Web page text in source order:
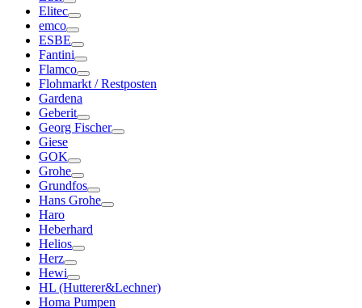
Elitec
emco
ESBE
Fantini
Flamco
Flohmarkt / Restposten
Gardena
Geberit
Georg Fischer
Giese
GOK
Grohe
Grundfos
Hans Grohe
Haro
Heberhard
Helios
Herz
Hewi
HL (Hutterer&Lechner)
Homa Pumpen